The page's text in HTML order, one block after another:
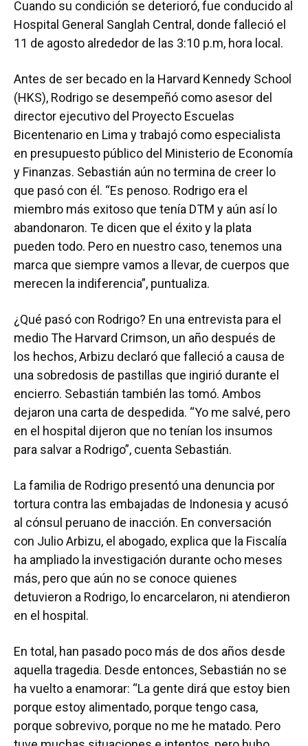
Cuando su condición se deterioró, fue conducido al
Hospital General Sanglah Central, donde falleció el
11 de agosto alrededor de las 3:10 p.m, hora local.
Antes de ser becado en la Harvard Kennedy School
(HKS), Rodrigo se desempeñó como asesor del
director ejecutivo del Proyecto Escuelas
Bicentenario en Lima y trabajó como especialista
en presupuesto público del Ministerio de Economía
y Finanzas. Sebastián aún no termina de creer lo
que pasó con él. “Es penoso. Rodrigo era el
miembro más exitoso que tenía DTM y aún así lo
abandonaron. Te dicen que el éxito y la plata
pueden todo. Pero en nuestro caso, tenemos una
marca que siempre vamos a llevar, de cuerpos que
merecen la indiferencia”, puntualiza.
¿Qué pasó con Rodrigo? En una entrevista para el
medio The Harvard Crimson, un año después de
los hechos, Arbizu declaró que falleció a causa de
una sobredosis de pastillas que ingirió durante el
encierro. Sebastián también las tomó. Ambos
dejaron una carta de despedida. “Yo me salvé, pero
en el hospital dijeron que no tenían los insumos
para salvar a Rodrigo”, cuenta Sebastián.
La familia de Rodrigo presentó una denuncia por
tortura contra las embajadas de Indonesia y acusó
al cónsul peruano de inacción. En conversación
con Julio Arbizu, el abogado, explica que la Fiscalía
ha ampliado la investigación durante ocho meses
más, pero que aún no se conoce quienes
detuvieron a Rodrigo, lo encarcelaron, ni atendieron
en el hospital.
En total, han pasado poco más de dos años desde
aquella tragedia. Desde entonces, Sebastián no se
ha vuelto a enamorar: “La gente dirá que estoy bien
porque estoy alimentado, porque tengo casa,
porque sobrevivo, porque no me he matado. Pero